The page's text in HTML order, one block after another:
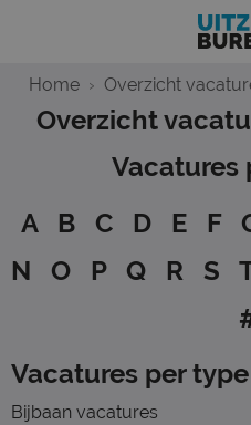
Home Overzicht
Overzicht
Vacatures
A
B C D E F
N
O P Q R S
Vacatures per
Bijbaan vacatures